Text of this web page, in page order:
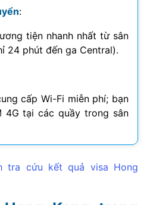
:
tiện nhanh nhất từ sân
24 phút đến ga Central).
cấp Wi-Fi miễn phí; bạn
4G tại các quầy trong sân
tra cứu kết quả visa Hong